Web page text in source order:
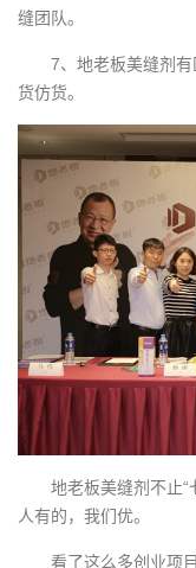
缝团队。
7、地老板美缝剂有
货仿货。
地老板美缝剂不止“
人有的，我们优。
看了这么多创业项